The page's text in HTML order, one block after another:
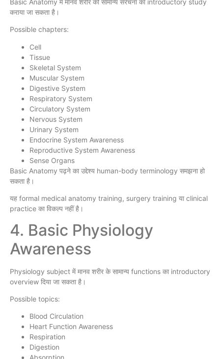
Basic Anatomy में मानव शरीर की सामान्य संरचना का introductory study
कराया जा सकता है।
Possible chapters:
Cell
Tissue
Skeletal System
Muscular System
Digestive System
Respiratory System
Circulatory System
Nervous System
Urinary System
Endocrine System Awareness
Reproductive System Awareness
Sense Organs
Basic Anatomy पढ़ने का उद्देश्य human-body terminology समझना हो
सकता है।
यह formal medical anatomy training, surgery training या clinical
practice का विकल्प नहीं है।
4. Basic Physiology
Awareness
Physiology subject में मानव शरीर के सामान्य functions का introductory
overview दिया जा सकता है।
Possible topics:
Blood Circulation
Heart Function Awareness
Respiration
Digestion